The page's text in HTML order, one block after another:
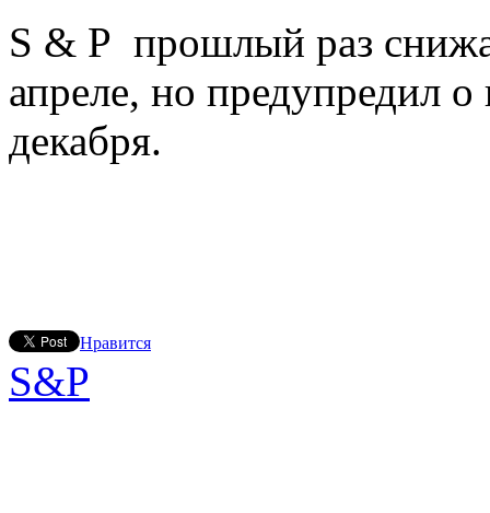
S & P прошлый раз
апреле, но предупредил
декабря.
Нравится
S&P